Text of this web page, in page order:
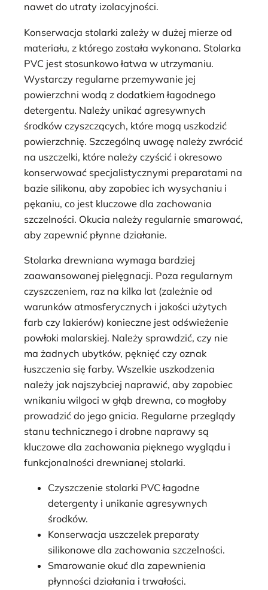
nawet do utraty izolacyjności.
Konserwacja stolarki zależy w dużej mierze od
materiału, z którego została wykonana. Stolarka
PVC jest stosunkowo łatwa w utrzymaniu.
Wystarczy regularne przemywanie jej
powierzchni wodą z dodatkiem łagodnego
detergentu. Należy unikać agresywnych
środków czyszczących, które mogą uszkodzić
powierzchnię. Szczególną uwagę należy zwrócić
na uszczelki, które należy czyścić i okresowo
konserwować specjalistycznymi preparatami na
bazie silikonu, aby zapobiec ich wysychaniu i
pękaniu, co jest kluczowe dla zachowania
szczelności. Okucia należy regularnie smarować,
aby zapewnić płynne działanie.
Stolarka drewniana wymaga bardziej
zaawansowanej pielęgnacji. Poza regularnym
czyszczeniem, raz na kilka lat (zależnie od
warunków atmosferycznych i jakości użytych
farb czy lakierów) konieczne jest odświeżenie
powłoki malarskiej. Należy sprawdzić, czy nie
ma żadnych ubytków, pęknięć czy oznak
łuszczenia się farby. Wszelkie uszkodzenia
należy jak najszybciej naprawić, aby zapobiec
wnikaniu wilgoci w głąb drewna, co mogłoby
prowadzić do jego gnicia. Regularne przeglądy
stanu technicznego i drobne naprawy są
kluczowe dla zachowania pięknego wyglądu i
funkcjonalności drewnianej stolarki.
Czyszczenie stolarki PVC łagodne
detergenty i unikanie agresywnych
środków.
Konserwacja uszczelek preparaty
silikonowe dla zachowania szczelności.
Smarowanie okuć dla zapewnienia
płynności działania i trwałości.